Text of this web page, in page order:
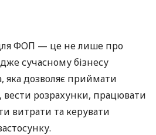
для ФОП — це не лише про
сучасному бізнесу
яка дозволяє приймати
вести розрахунки, працювати
витрати та керувати